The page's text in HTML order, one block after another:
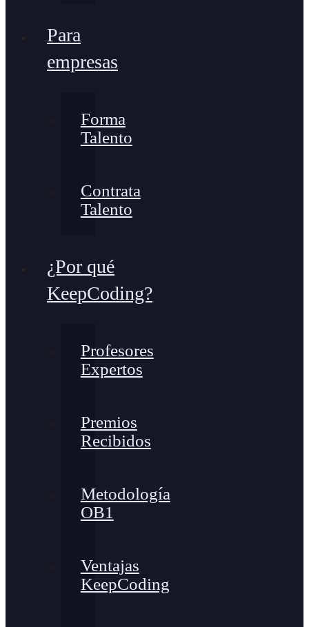
Para
empresas
Forma
Talento
Contrata
Talento
¿Por qué
KeepCoding?
Profesores
Expertos
Premios
Recibidos
Metodología
OB1
Ventajas
KeepCoding